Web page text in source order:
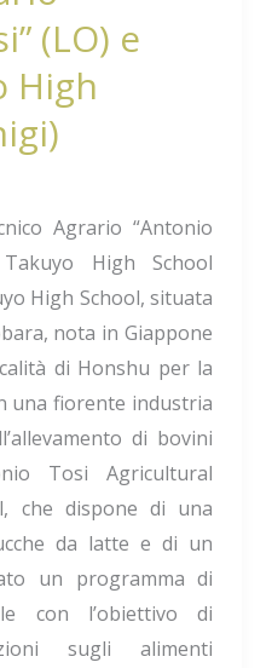
(LO) e
High
Agrario “Antonio
High School
High School, situata
nota in Giappone
di Honshu per la
una fiorente industria
di bovini
Tosi Agricultural
che dispone di una
da latte e di un
un programma di
con l’obiettivo di
sugli alimenti